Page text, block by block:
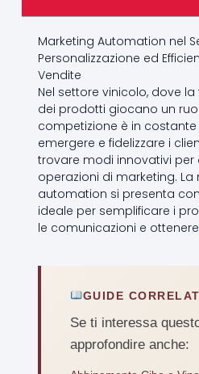
Marketing Automation nel
Personalizzazione ed
Vendite
Nel settore vinicolo, dove
dei prodotti giocano un
competizione è in costante
emergere e fidelizzare i
trovare modi innovativi per
operazioni di marketing. La
automation si presenta
ideale per semplificare i
le comunicazioni e
GUIDE
Se ti interessa
approfondire anche: